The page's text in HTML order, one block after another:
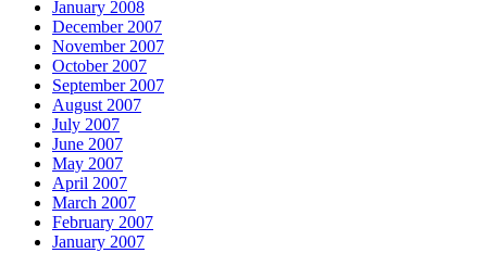
January 2008
December 2007
November 2007
October 2007
September 2007
August 2007
July 2007
June 2007
May 2007
April 2007
March 2007
February 2007
January 2007